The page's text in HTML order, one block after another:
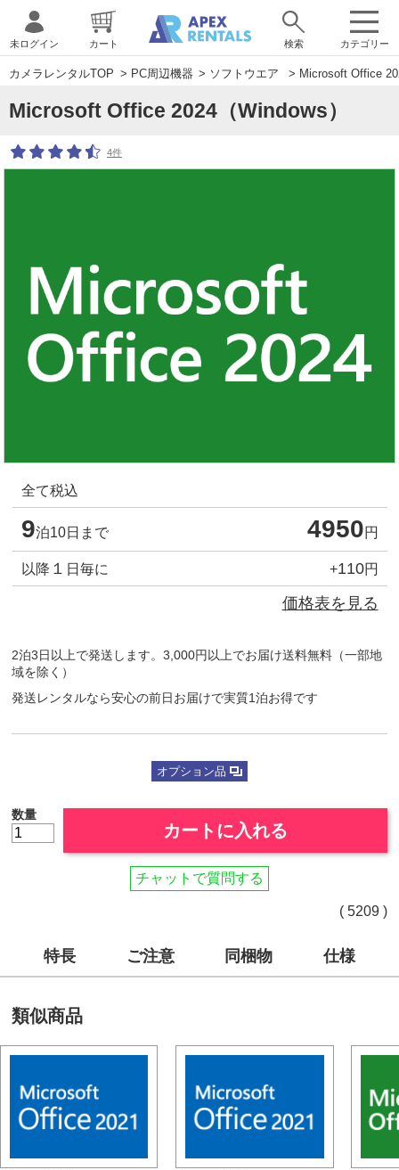
カテゴリー
未ログイン カート 検索
カメラレンタルTOP > PC周辺機器 > ソフトウエア > Microsoft Office
Microsoft Office 2024（Windows）
4件
全て税込
9泊10日まで 4950円
以降 １ 日毎に +110円
価格表を見る
2泊3日以上で発送します。3,000円以上でお届け送料無料（一部地
域を除く）
発送レンタルなら安心の前日お届けで実質1泊お得です
オプション品
数量
カートに入れる
チャットで質問する
( 5209 )
特長 ご注意 同梱物 仕様
類似商品